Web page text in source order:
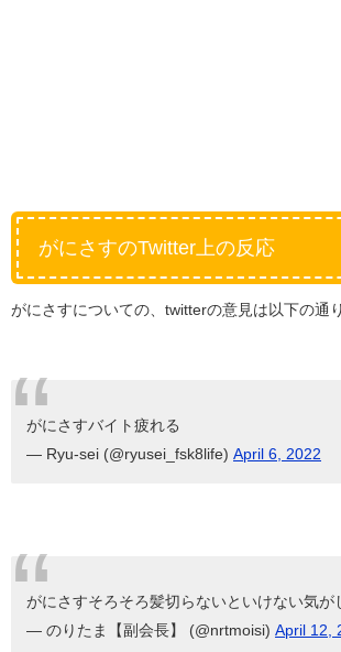
がにさすのTwitter上の反応
がにさすについての、twitterの意見は以下の通り
がにさすバイト疲れる
— Ryu-sei (@ryusei_fsk8life) April 6, 2022
がにさすそろそろ髪切らないといけない気が
— のりたま【副会長】 (@nrtmoisi) April 12,